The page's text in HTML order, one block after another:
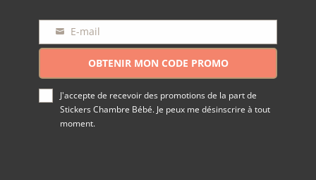
mail
E-mail
OBTENIR MON CODE PROMO
J'accepte de recevoir des promotions de la part de
Stickers Chambre Bébé. Je peux me désinscrire à tout
moment.